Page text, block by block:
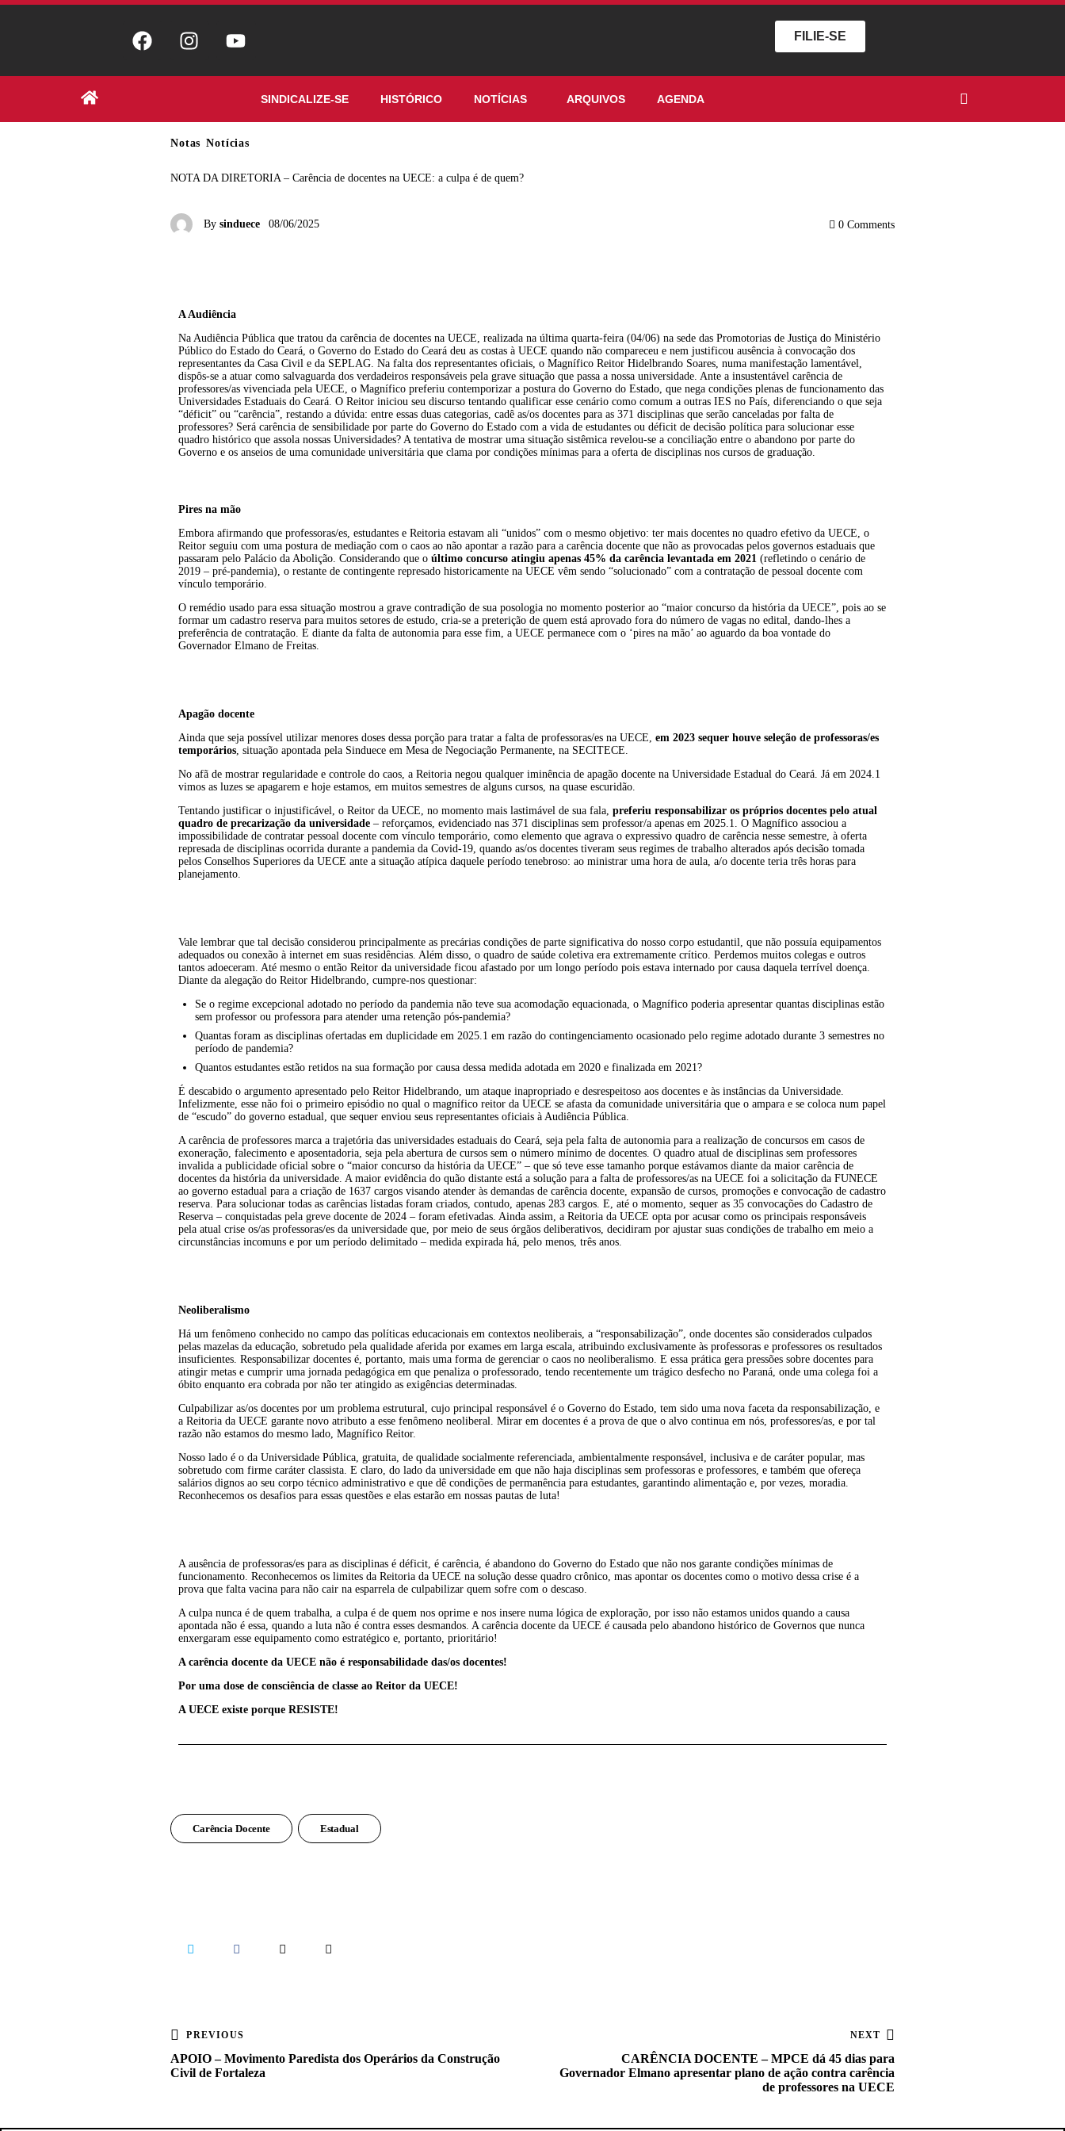
FILIE-SE
SINDICALIZE-SE HISTÓRICO NOTÍCIAS ARQUIVOS AGENDA
Notas Notícias
NOTA DA DIRETORIA – Carência de docentes na UECE: a culpa é de quem?
By sinduece 08/06/2025 0 Comments
A Audiência
Na Audiência Pública que tratou da carência de docentes na UECE, realizada na última quarta-feira (04/06) na sede das Promotorias de Justiça do Ministério
Público do Estado do Ceará, o Governo do Estado do Ceará deu as costas à UECE quando não compareceu e nem justificou ausência à convocação dos
representantes da Casa Civil e da SEPLAG. Na falta dos representantes oficiais, o Magnífico Reitor Hidelbrando Soares, numa manifestação lamentável,
dispôs-se a atuar como salvaguarda dos verdadeiros responsáveis pela grave situação que passa a nossa universidade. Ante a insustentável carência de
professores/as vivenciada pela UECE, o Magnífico preferiu contemporizar a postura do Governo do Estado, que nega condições plenas de funcionamento das
Universidades Estaduais do Ceará. O Reitor iniciou seu discurso tentando qualificar esse cenário como comum a outras IES no País, diferenciando o que seja
“déficit” ou “carência”, restando a dúvida: entre essas duas categorias, cadê as/os docentes para as 371 disciplinas que serão canceladas por falta de
professores? Será carência de sensibilidade por parte do Governo do Estado com a vida de estudantes ou déficit de decisão política para solucionar esse
quadro histórico que assola nossas Universidades? A tentativa de mostrar uma situação sistêmica revelou-se a conciliação entre o abandono por parte do
Governo e os anseios de uma comunidade universitária que clama por condições mínimas para a oferta de disciplinas nos cursos de graduação.
Pires na mão
Embora afirmando que professoras/es, estudantes e Reitoria estavam ali “unidos” com o mesmo objetivo: ter mais docentes no quadro efetivo da UECE, o
Reitor seguiu com uma postura de mediação com o caos ao não apontar a razão para a carência docente que não as provocadas pelos governos estaduais que
passaram pelo Palácio da Abolição. Considerando que oúltimo concurso atingiu apenas 45% da carência levantada em 2021 (refletindo o cenário de
2019 – pré-pandemia), o restante de contingente represado historicamente na UECE vêm sendo “solucionado” com a contratação de pessoal docente com
vínculo temporário.
O remédio usado para essa situação mostrou a grave contradição de sua posologia no momento posterior ao “maior concurso da história da UECE”, pois ao se
formar um cadastro reserva para muitos setores de estudo, cria-se a preterição de quem está aprovado fora do número de vagas no edital, dando-lhes a
preferência de contratação. E diante da falta de autonomia para esse fim, a UECE permanece com o ‘pires na mão’ ao aguardo da boa vontade do
Governador Elmano de Freitas.
Apagão docente
Ainda que seja possível utilizar menores doses dessa porção para tratar a falta de professoras/es na UECE,em 2023 sequer houve seleção de professoras/es
temporários, situação apontada pela Sinduece em Mesa de Negociação Permanente, na SECITECE.
No afã de mostrar regularidade e controle do caos, a Reitoria negou qualquer iminência de apagão docente na Universidade Estadual do Ceará. Já em 2024.1
vimos as luzes se apagarem e hoje estamos, em muitos semestres de alguns cursos, na quase escuridão.
Tentando justificar o injustificável, o Reitor da UECE, no momento mais lastimável de sua fala,preferiu responsabilizar os próprios docentes pelo atual
quadro de precarização da universidade – reforçamos, evidenciado nas 371 disciplinas sem professor/a apenas em 2025.1. O Magnífico associou a
impossibilidade de contratar pessoal docente com vínculo temporário, como elemento que agrava o expressivo quadro de carência nesse semestre, à oferta
represada de disciplinas ocorrida durante a pandemia da Covid-19, quando as/os docentes tiveram seus regimes de trabalho alterados após decisão tomada
pelos Conselhos Superiores da UECE ante a situação atípica daquele período tenebroso: ao ministrar uma hora de aula, a/o docente teria três horas para
planejamento.
Vale lembrar que tal decisão considerou principalmente as precárias condições de parte significativa do nosso corpo estudantil, que não possuía equipamentos
adequados ou conexão à internet em suas residências. Além disso, o quadro de saúde coletiva era extremamente crítico. Perdemos muitos colegas e outros
tantos adoeceram. Até mesmo o então Reitor da universidade ficou afastado por um longo período pois estava internado por causa daquela terrível doença.
Diante da alegação do Reitor Hidelbrando, cumpre-nos questionar:
Se o regime excepcional adotado no período da pandemia não teve sua acomodação equacionada, o Magnífico poderia apresentar quantas disciplinas estão
sem professor ou professora para atender uma retenção pós-pandemia?
Quantas foram as disciplinas ofertadas em duplicidade em 2025.1 em razão do contingenciamento ocasionado pelo regime adotado durante 3 semestres no
período de pandemia?
Quantos estudantes estão retidos na sua formação por causa dessa medida adotada em 2020 e finalizada em 2021?
É descabido o argumento apresentado pelo Reitor Hidelbrando, um ataque inapropriado e desrespeitoso aos docentes e às instâncias da Universidade.
Infelizmente, esse não foi o primeiro episódio no qual o magnífico reitor da UECE se afasta da comunidade universitária que o ampara e se coloca num papel
de “escudo” do governo estadual, que sequer enviou seus representantes oficiais à Audiência Pública.
A carência de professores marca a trajetória das universidades estaduais do Ceará, seja pela falta de autonomia para a realização de concursos em casos de
exoneração, falecimento e aposentadoria, seja pela abertura de cursos sem o número mínimo de docentes. O quadro atual de disciplinas sem professores
invalida a publicidade oficial sobre o “maior concurso da história da UECE” – que só teve esse tamanho porque estávamos diante da maior carência de
docentes da história da universidade. A maior evidência do quão distante está a solução para a falta de professores/as na UECE foi a solicitação da FUNECE
ao governo estadual para a criação de 1637 cargos visando atender às demandas de carência docente, expansão de cursos, promoções e convocação de cadastro
reserva. Para solucionar todas as carências listadas foram criados, contudo, apenas 283 cargos. E, até o momento, sequer as 35 convocações do Cadastro de
Reserva – conquistadas pela greve docente de 2024 – foram efetivadas. Ainda assim, a Reitoria da UECE opta por acusar como os principais responsáveis
pela atual crise os/as professoras/es da universidade que, por meio de seus órgãos deliberativos, decidiram por ajustar suas condições de trabalho em meio a
circunstâncias incomuns e por um período delimitado – medida expirada há, pelo menos, três anos.
Neoliberalismo
Há um fenômeno conhecido no campo das políticas educacionais em contextos neoliberais, a “responsabilização”, onde docentes são considerados culpados
pelas mazelas da educação, sobretudo pela qualidade aferida por exames em larga escala, atribuindo exclusivamente às professoras e professores os resultados
insuficientes. Responsabilizar docentes é, portanto, mais uma forma de gerenciar o caos no neoliberalismo. E essa prática gera pressões sobre docentes para
atingir metas e cumprir uma jornada pedagógica em que penaliza o professorado, tendo recentemente um trágico desfecho no Paraná, onde uma colega foi a
óbito enquanto era cobrada por não ter atingido as exigências determinadas.
Culpabilizar as/os docentes por um problema estrutural, cujo principal responsável é o Governo do Estado, tem sido uma nova faceta da responsabilização, e
a Reitoria da UECE garante novo atributo a esse fenômeno neoliberal. Mirar em docentes é a prova de que o alvo continua em nós, professores/as, e por tal
razão não estamos do mesmo lado, Magnífico Reitor.
Nosso lado é o da Universidade Pública, gratuita, de qualidade socialmente referenciada, ambientalmente responsável, inclusiva e de caráter popular, mas
sobretudo com firme caráter classista. E claro, do lado da universidade em que não haja disciplinas sem professoras e professores, e também que ofereça
salários dignos ao seu corpo técnico administrativo e que dê condições de permanência para estudantes, garantindo alimentação e, por vezes, moradia.
Reconhecemos os desafios para essas questões e elas estarão em nossas pautas de luta!
A ausência de professoras/es para as disciplinas é déficit, é carência, é abandono do Governo do Estado que não nos garante condições mínimas de
funcionamento. Reconhecemos os limites da Reitoria da UECE na solução desse quadro crônico, mas apontar os docentes como o motivo dessa crise é a
prova que falta vacina para não cair na esparrela de culpabilizar quem sofre com o descaso.
A culpa nunca é de quem trabalha, a culpa é de quem nos oprime e nos insere numa lógica de exploração, por isso não estamos unidos quando a causa
apontada não é essa, quando a luta não é contra esses desmandos. A carência docente da UECE é causada pelo abandono histórico de Governos que nunca
enxergaram esse equipamento como estratégico e, portanto, prioritário!
A carência docente da UECE não é responsabilidade das/os docentes!
Por uma dose de consciência de classe ao Reitor da UECE!
A UECE existe porque RESISTE!
Carência Docente Estadual
PREVIOUS
APOIO – Movimento Paredista dos Operários da Construção
Civil de Fortaleza
NEXT
CARÊNCIA DOCENTE – MPCE dá 45 dias para
Governador Elmano apresentar plano de ação contra carência
de professores na UECE